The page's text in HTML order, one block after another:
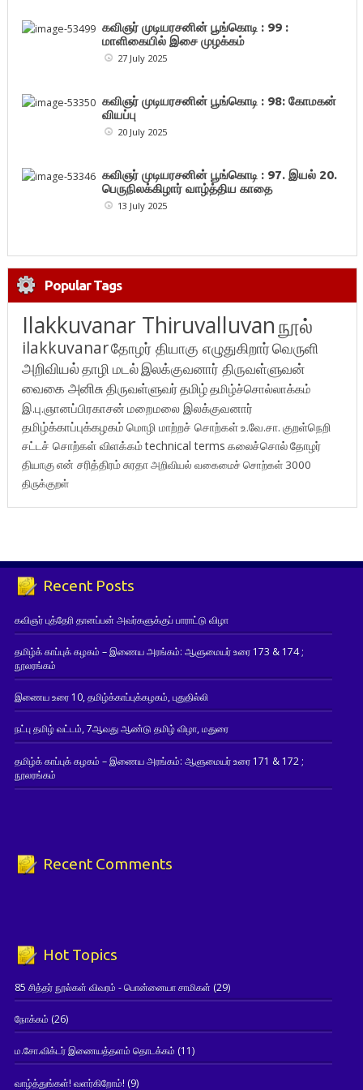
கவிஞர் முடியரசனின் பூங்கொடி : 99 :
மாளிகையில் இசை முழக்கம்
27 July 2025
கவிஞர் முடியரசனின் பூங்கொடி : 98: கோமகன்
வியப்பு
20 July 2025
கவிஞர் முடியரசனின் பூங்கொடி : 97. இயல் 20.
பெருநிலக்கிழார் வாழ்த்திய காதை
13 July 2025
Popular Tags
Ilakkuvanar Thiruvalluvanநூல்
ilakkuvanarதோழர் தியாகு எழுதுகிறார்வெருளி
அறிவியல்தாழி மடல்இலக்குவனார் திருவள்ளுவன்
வைகை அனிசுதிருவள்ளுவர்தமிழ்தமிழ்ச்சொல்லாக்கம்
இ.பு.ஞானப்பிரகாசன் மறைமலை இலக்குவனார்
தமிழ்க்காப்புக்கழகம் மொழி மாற்றச் சொற்கள்உ.வே.சா. குறள்நெறி
சட்டச் சொற்கள் விளக்கம்technical terms கலைச்சொல்தோழர்
தியாகுஎன் சரித்திரம்சுரதாஅறிவியல் வகைமைச் சொற்கள் 3000
திருக்குறள்
Recent Posts
கவிஞர் புத்தேரி தானப்பன் அவர்களுக்குப் பாராட்டு விழா
தமிழ்க் காப்புக் கழகம் – இணைய அரங்கம்: ஆளுமையர் உரை 173 & 174 ;
நூலரங்கம்
இணைய உரை 10, தமிழ்க்காப்புக்கழகம், புதுதில்லி
நட்பு தமிழ் வட்டம், 7ஆவது ஆண்டு தமிழ் விழா, மதுரை
தமிழ்க் காப்புக் கழகம் – இணைய அரங்கம்: ஆளுமையர் உரை 171 & 172 ;
நூலரங்கம்
Recent Comments
Hot Topics
85 சித்தர் நூல்கள் விவரம் - பொன்னையா சாமிகள் (29)
நோக்கம் (26)
ம.சோ.விக்டர் இணையத்தளம் தொடக்கம் (11)
வாழ்த்துங்கள்! வளர்கிறோம்! (9)